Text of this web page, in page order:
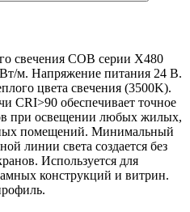
свечения COB серии X480
м. Напряжение питания 24 В.
цвета свечения (3500K).
CRI>90 обеспечивает точное
при освещении любых жилых,
помещений. Минимальный
линии света создается без
Используется для
конструкций и витрин.